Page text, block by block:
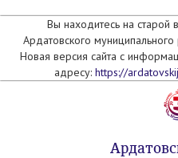
Вы находитесь на старой
Ардатовского
Новая версия сайта с
адресу: https://